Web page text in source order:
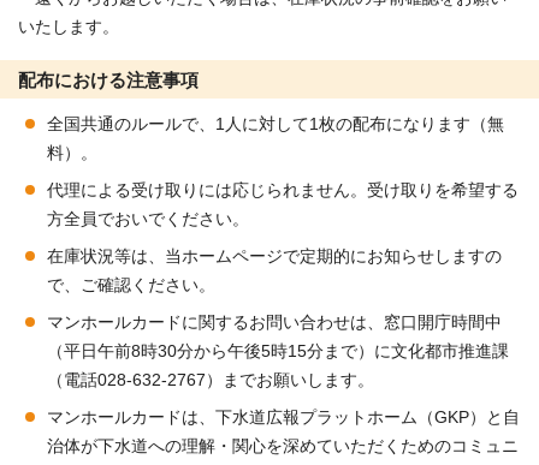
いたします。
配布における注意事項
全国共通のルールで、1人に対して1枚の配布になります（無
料）。
代理による受け取りには応じられません。受け取りを希望する
方全員でおいでください。
在庫状況等は、当ホームページで定期的にお知らせしますの
で、ご確認ください。
マンホールカードに関するお問い合わせは、窓口開庁時間中
（平日午前8時30分から午後5時15分まで）に文化都市推進課
（電話028-632-2767）までお願いします。
マンホールカードは、下水道広報プラットホーム（GKP）と自
治体が下水道への理解・関心を深めていただくためのコミュニ